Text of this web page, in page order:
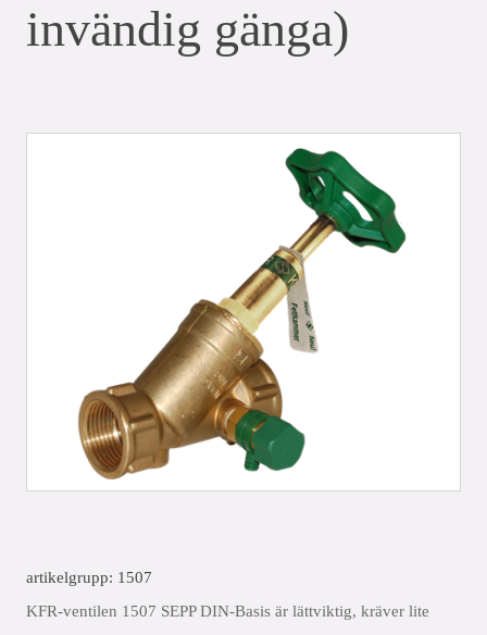
invändig gänga)
artikelgrupp: 1507
KFR-ventilen 1507 SEPP DIN-Basis är lättviktig, kräver lite